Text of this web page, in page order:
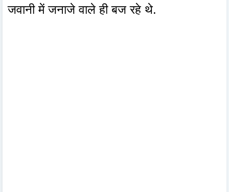
जवानी में जनाजे वाले ही बज रहे थे.